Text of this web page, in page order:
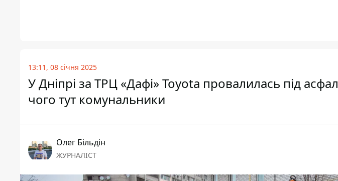
13:11, 08 січня 2025
У Дніпрі за ТРЦ «Дафі» Toyota провалилась під
чого тут комунальники
Олег Більдін
ЖУРНАЛІСТ